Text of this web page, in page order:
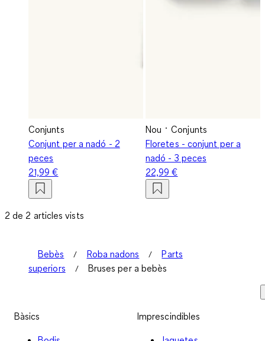
Conjunts
Conjunt per a nadó - 2
peces
21,99 €
Nou
Conjunts
Floretes - conjunt per a
nadó - 3 peces
22,99 €
2 de 2 articles vists
Bebès Roba nadons
Parts
superiors
Bruses per a bebès
Bàsics
Imprescindibles